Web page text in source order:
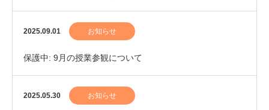
2025.09.01 お知らせ
保護中: 9月の授業参観について
2025.05.30 お知らせ